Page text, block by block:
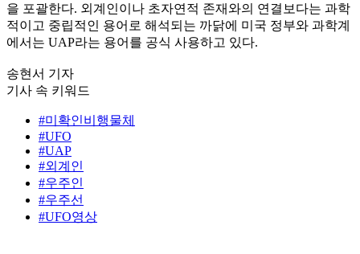
을 포괄한다. 외계인이나 초자연적 존재와의 연결보다는 과학
적이고 중립적인 용어로 해석되는 까닭에 미국 정부와 과학계
에서는 UAP라는 용어를 공식 사용하고 있다.
송현서 기자
기사 속 키워드
#미확인비행물체
#UFO
#UAP
#외계인
#우주인
#우주선
#UFO영상